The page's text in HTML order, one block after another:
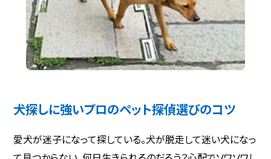
犬探しに強いプロのペット探偵選びのコツ
愛犬が迷子になって探している。犬が脱走して迷い犬になっ